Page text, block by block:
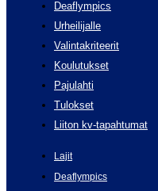
Deaflympics
Urheilijalle
Valintakriteerit
Koulutukset
Pajulahti
Tulokset
Liiton kv-tapahtumat
Lajit
Deaflympics